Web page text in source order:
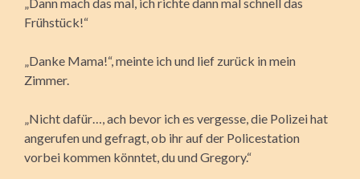
Frühstück!“
„Danke Mama!“, meinte ich und lief zurück in mein
Zimmer.
„Nicht dafür…, ach bevor ich es vergesse, die Polizei hat
angerufen und gefragt, ob ihr auf der Policestation
vorbei kommen könntet, du und Gregory.“